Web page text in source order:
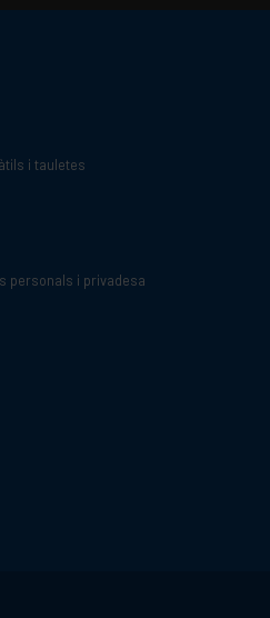
i tauletes
personals i privadesa